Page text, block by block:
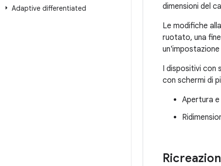
Adaptive differentiated
dimensioni del
Le modifiche
ruotato, una
I dispositivi con
con schermi di
Apertura